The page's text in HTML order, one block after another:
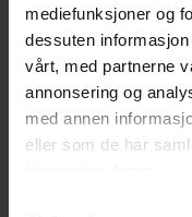
mediefunksjoner og
dessuten
vårt, med partnerne
annonsering og
med annen
eller som de har
Ikke på lager ( 3
108 250,-
Kjøp